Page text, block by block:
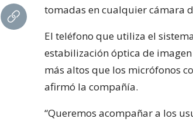
tomadas en cualquier cámara
El teléfono que utiliza el
estabilización óptica de
más altos que los micrófonos
afirmó la compañía.
“Queremos acompañar a los